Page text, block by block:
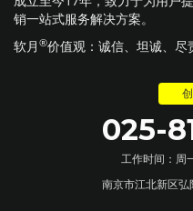
销一站式服务解决方案。
软月 ®价值观：诚信、坦诚、尽
025-
工作时间：周
南京市江北新区